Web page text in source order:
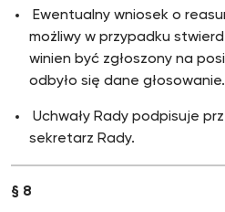
Ewentualny wniosek o
możliwy w przypadku
winien być zgłoszony na
odbyło się dane głosowanie.
Uchwały Rady podpisuje
sekretarz Rady.
§ 8